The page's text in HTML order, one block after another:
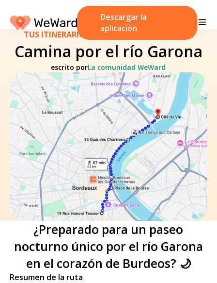
Descargar la
aplicación
TUS ITINERARIOS 17 de noviembre de 2024
Camina por el río Garona
escrito porLa comunidad WeWard
¿Preparado para un paseo
nocturno único por el río Garona
en el corazón de Burdeos? 🌙
Resumen de la ruta